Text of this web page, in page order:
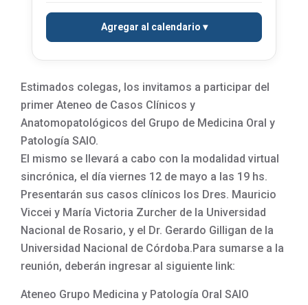
Agregar al calendario
Estimados colegas, los invitamos a participar del
primer Ateneo de Casos Clínicos y
Anatomopatológicos del Grupo de Medicina Oral y
Patología SAIO.
El mismo se llevará a cabo con la modalidad virtual
sincrónica, el día viernes 12 de mayo a las 19 hs.
Presentarán sus casos clínicos los Dres. Mauricio
Viccei y María Victoria Zurcher de la Universidad
Nacional de Rosario, y el Dr. Gerardo Gilligan de la
Universidad Nacional de Córdoba.Para sumarse a la
reunión, deberán ingresar al siguiente link:
Ateneo Grupo Medicina y Patología Oral SAIO